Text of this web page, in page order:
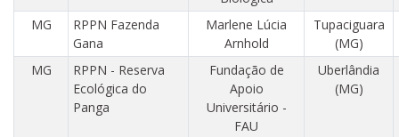
MG
RPPN Fazenda
Gana
Marlene Lúcia
Arnhold
Tupaciguara
(MG)
MG
RPPN - Reserva
Ecológica do
Panga
Fundação de
Apoio
Universitário -
FAU
Uberlândia
(MG)